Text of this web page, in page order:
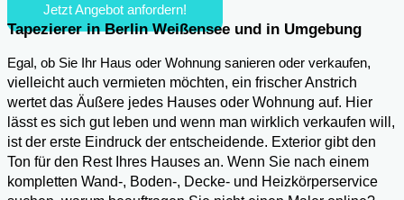
Jetzt Angebot anfordern!
Tapezierer in Berlin Weißensee und in Umgebung
Egal, ob Sie Ihr Haus oder Wohnung sanieren oder verkaufen,
vielleicht auch vermieten möchten, ein frischer Anstrich
wertet das Äußere jedes Hauses oder Wohnung auf. Hier
lässt es sich gut leben und wenn man wirklich verkaufen will,
ist der erste Eindruck der entscheidende. Exterior gibt den
Ton für den Rest Ihres Hauses an. Wenn Sie nach einem
kompletten Wand-, Boden-, Decke- und Heizkörperservice